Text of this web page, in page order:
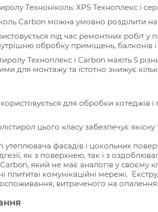
Техноніколь: XPS Техноплекс і
Carbon можна умовно розділити на
під час ремонтних робіт
обробку приміщень, балконів
Техноплекс і Carbon мають 5
для монтажу та істотно знижує
для обробки
цього класу забезпечує
утеплювача фасадів і цокольних
як з поверхнею, так і з
який не має аналогів у своєму
плититаі комунікаційні мережі.
витраченого на опалення.